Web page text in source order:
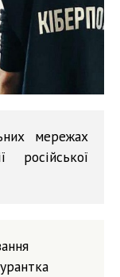
мережах
російської